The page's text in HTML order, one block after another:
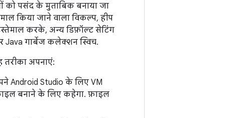
को पसंद के मुताबिक बनाया जा
किया जाने वाला विकल्प, हीप
करके, अन्य डिफ़ॉल्ट सेटिंग
गार्बेज कलेक्शन स्विच.
अपनाएं:
Android Studio के लिए VM
बनाने के लिए कहेगा. फ़ाइल